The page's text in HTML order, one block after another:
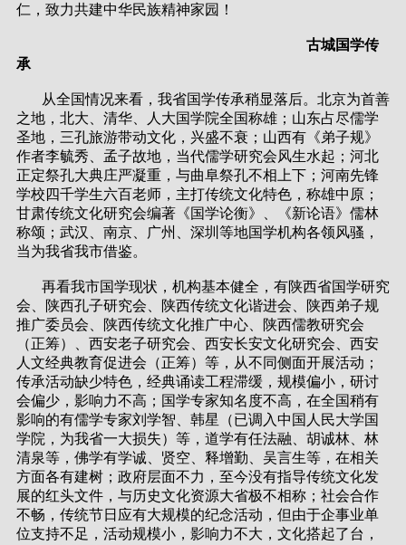
仁，致力共建中华民族精神家园！
古城国学传
承
从全国情况来看，我省国学传承稍显落后。北京为首善
之地，北大、清华、人大国学院全国称雄；山东占尽儒学
圣地，三孔旅游带动文化，兴盛不衰；山西有《弟子规》
作者李毓秀、孟子故地，当代儒学研究会风生水起；河北
正定祭孔大典庄严凝重，与曲阜祭孔不相上下；河南先锋
学校四千学生六百老师，主打传统文化特色，称雄中原；
甘肃传统文化研究会编著《国学论衡》、《新论语》儒林
称颂；武汉、南京、广州、深圳等地国学机构各领风骚，
当为我省我市借鉴。
再看我市国学现状，机构基本健全，有陕西省国学研究
会、陕西孔子研究会、陕西传统文化谐进会、陕西弟子规
推广委员会、陕西传统文化推广中心、陕西儒教研究会
（正筹）、西安老子研究会、西安长安文化研究会、西安
人文经典教育促进会（正筹）等，从不同侧面开展活动；
传承活动缺少特色，经典诵读工程滞缓，规模偏小，研讨
会偏少，影响力不高；国学专家知名度不高，在全国稍有
影响的有儒学专家刘学智、韩星（已调入中国人民大学国
学院，为我省一大损失）等，道学有任法融、胡诚林、林
清泉等，佛学有学诚、贤空、释增勤、吴言生等，在相关
方面各有建树；政府层面不力，至今没有指导传统文化发
展的红头文件，与历史文化资源大省极不相称；社会合作
不畅，传统节日应有大规模的纪念活动，但由于企事业单
位支持不足，活动规模小，影响力不大，文化搭起了台，